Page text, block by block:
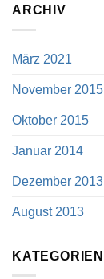
ARCHIV
März 2021
November 2015
Oktober 2015
Januar 2014
Dezember 2013
August 2013
KATEGORIEN